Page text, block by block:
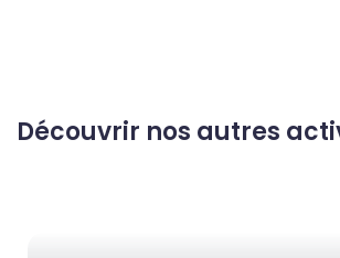
Découvrir nos autres